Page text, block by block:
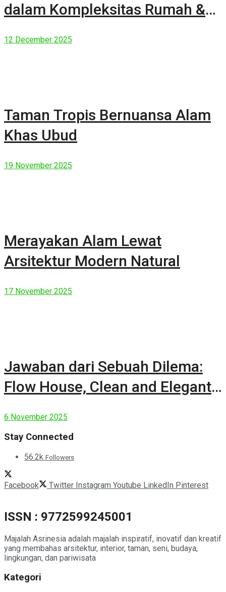
dalam Kompleksitas Rumah &
12 December 2025
Taman Tropis Bernuansa Alam
Khas Ubud
19 November 2025
Merayakan Alam Lewat
Arsitektur Modern Natural
17 November 2025
Jawaban dari Sebuah Dilema:
Flow House, Clean and Elegant
6 November 2025
Stay Connected
56.2k Followers
Facebook Twitter Instagram Youtube LinkedIn Pinterest
ISSN : 9772599245001
Majalah Asrinesia adalah majalah inspiratif, inovatif dan kreatif
yang membahas arsitektur, interior, taman, seni, budaya,
lingkungan, dan pariwisata
Kategori